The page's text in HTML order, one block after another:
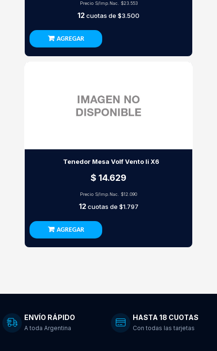
Precio S/Imp.Nac. $23.553
12cuotas de $3.500
AGREGAR
Tenedor Mesa Volf Vento Ii X6
$ 14.629
Precio S/Imp.Nac. $12.090
12cuotas de $1.797
AGREGAR
ENVÍO RÁPIDO
A toda Argentina
HASTA 18 CUOTAS
Con todas las tarjetas